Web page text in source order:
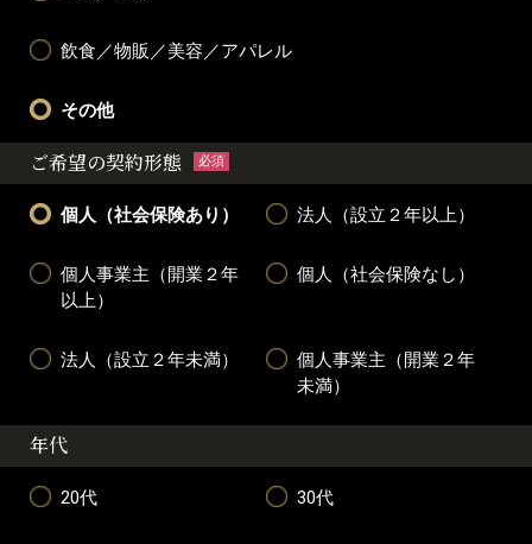
飲食／物販／美容／アパレル
その他
ご希望の契約形態 必須
個人（社会保険あり） 法人（設立２年以上）
個人事業主（開業２年
以上）
個人（社会保険なし）
法人（設立２年未満）
個人事業主（開業２年
未満）
年代
20代 30代